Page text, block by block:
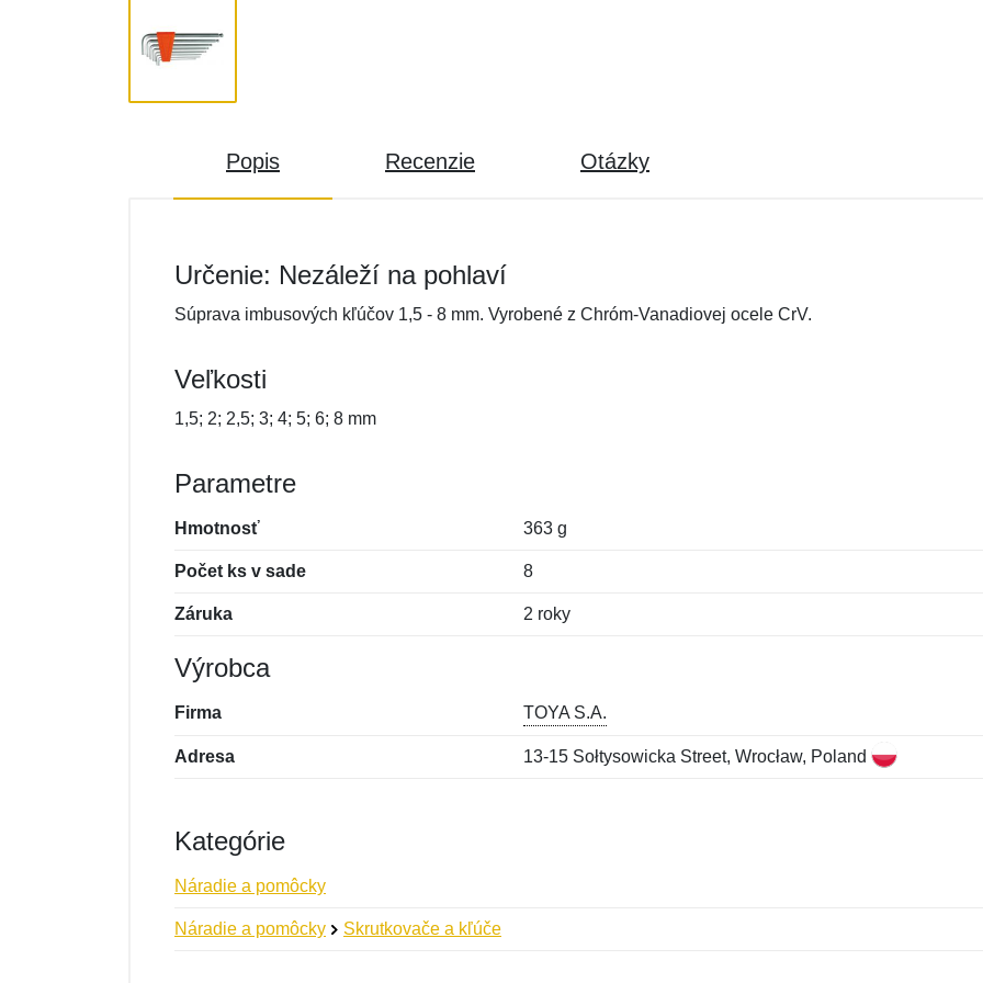
Popis Recenzie Otázky
Určenie: Nezáleží na pohlaví
Súprava imbusových kľúčov 1,5 - 8 mm. Vyrobené z Chróm-Vanadiovej ocele CrV.
Veľkosti
1,5; 2; 2,5; 3; 4; 5; 6; 8 mm
Parametre
Hmotnosť 363 g
Počet ks v sade 8
Záruka 2 roky
Výrobca
Firma TOYA S.A.
Adresa 13-15 Sołtysowicka Street, Wrocław, Poland
Kategórie
Náradie a pomôcky
Náradie a pomôcky Skrutkovače a kľúče